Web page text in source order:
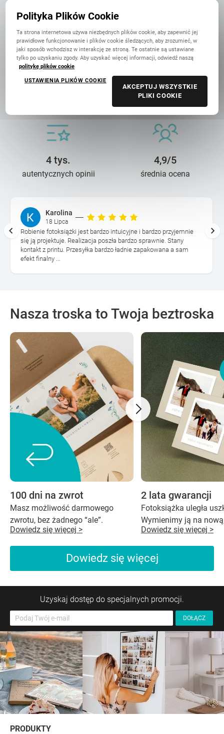
w Polsce
14 lat troski 90 mln+
wydrukowanych zdjęć
4 tys.
autentycznych opinii
4,9/5
średnia ocena
Karolina
18 Lipca
Robienie fotoksiążki jest bardzo intuicyjne i bardzo przyjemnie
się ją projektuje. Realizacja poszła bardzo sprawnie. Stany
kontakt z printu. Przesyłka bardzo ładnie zapakowana a sam
efekt finalny ...
Nasza troska to Twoja beztroska
100 dni na zwrot
Masz możliwość darmowego
zwrotu, bez żadnego “ale”.
Dowiedz się więcej >
2 lata gwarancji
Fotoksiążka uległa
Wymienimy ją na
Dowiedz się więcej >
Dowiedz się więcej
Uzyskaj dostęp do specjalnych promocji.
PRODUKTY
Polityka Plików Cookie
Ta strona internetowa używa niezbędnych plików cookie, aby zapewnić jej
prawidłowe funkcjonowanie i plików cookie śledzących, aby zrozumieć, w
jaki sposób wchodzisz w interakcję ze stroną. Te ostatnie są ustawiane
tylko po uzyskaniu zgody. Aby uzyskać więcej informacji, odwiedź naszą
politykę plików cookie
USTAWIENIA PLIKÓW COOKIE
AKCEPTUJ WSZYSTKIE
PLIKI COOKIE